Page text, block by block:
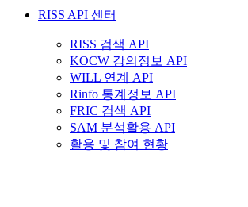
RISS API 센터
RISS 검색 API
KOCW 강의정보 API
WILL 연계 API
Rinfo 통계정보 API
FRIC 검색 API
SAM 분석활용 API
활용 및 참여 현황